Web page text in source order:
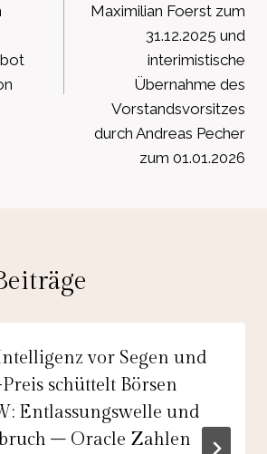
Maximilian Foerst zum
31.12.2025 und
interimistische
Übernahme des
Vorstandsvorsitzes
durch Andreas Pecher
zum 01.01.2026
vor Segen und
schüttelt Börsen
Entlassungswelle und
– Oracle Zahlen